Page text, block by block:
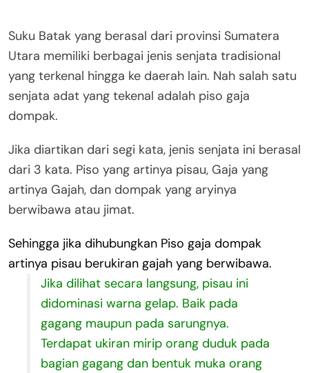
Suku Batak yang berasal dari provinsi Sumatera
Utara memiliki berbagai jenis senjata tradisional
yang terkenal hingga ke daerah lain. Nah salah satu
senjata adat yang tekenal adalah piso gaja
dompak.
Jika diartikan dari segi kata, jenis senjata ini berasal
dari 3 kata. Piso yang artinya pisau, Gaja yang
artinya Gajah, dan dompak yang aryinya
berwibawa atau jimat.
Sehingga jika dihubungkan Piso gaja dompak
artinya pisau berukiran gajah yang berwibawa.
Jika dilihat secara langsung, pisau ini
didominasi warna gelap. Baik pada
gagang maupun pada sarungnya.
Terdapat ukiran mirip orang duduk pada
bagian gagang dan bentuk muka orang